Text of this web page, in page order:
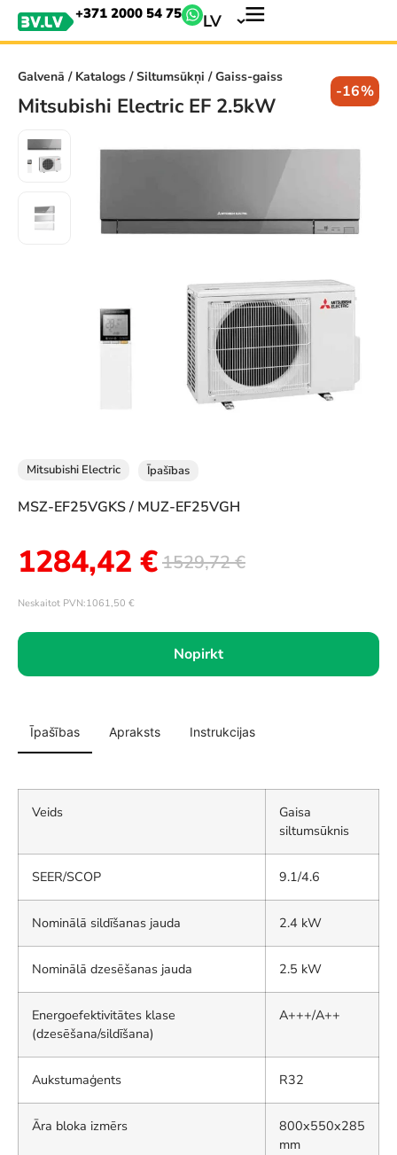
+371 2000 54 75 LV
Galvenā / Katalogs/Siltumsūkņi / Gaiss-gaiss
Mitsubishi Electric EF 2.5kW
-16%
Mitsubishi Electric Īpašības
MSZ-EF25VGKS / MUZ-EF25VGH
1529,72€
1284,42 €
Neskaitot PVN:1061,50 €
Nopirkt
Īpašības Apraksts Instrukcijas
Veids
Gaisa
siltumsūknis
SEER/SCOP 9.1/4.6
Nominālā sildīšanas jauda 2.4 kW
Nominālā dzesēšanas jauda 2.5 kW
Energoefektivitātes klase
(dzesēšana/sildīšana)
A+++/A++
Aukstumaģents R32
Āra bloka izmērs
800x550x285
mm